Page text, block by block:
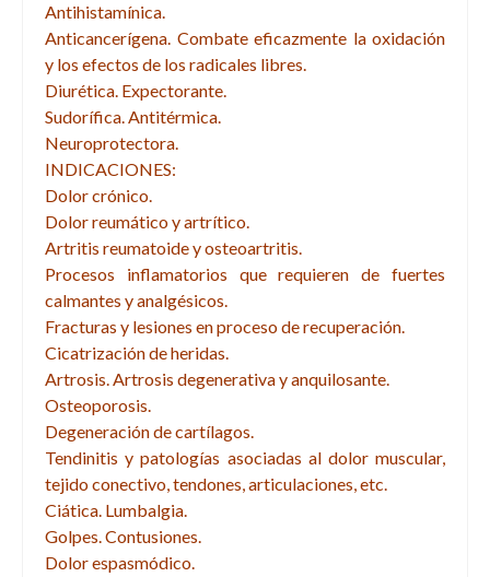
Antihistamínica.
Anticancerígena. Combate eficazmente la oxidación
y los efectos de los radicales libres.
Diurética. Expectorante.
Sudorífica. Antitérmica.
Neuroprotectora.
INDICACIONES:
Dolor crónico.
Dolor reumático y artrítico.
Artritis reumatoide y osteoartritis.
Procesos inflamatorios que requieren de fuertes
calmantes y analgésicos.
Fracturas y lesiones en proceso de recuperación.
Cicatrización de heridas.
Artrosis. Artrosis degenerativa y anquilosante.
Osteoporosis.
Degeneración de cartílagos.
Tendinitis y patologías asociadas al dolor muscular,
tejido conectivo, tendones, articulaciones, etc.
Ciática. Lumbalgia.
Golpes. Contusiones.
Dolor espasmódico.